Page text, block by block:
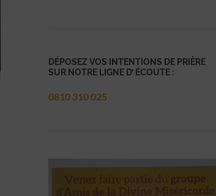
DÉPOSEZ VOS INTENTIONS DE PRIÈRE
SUR NOTRE LIGNE D’ ÉCOUTE :
0810 310 025